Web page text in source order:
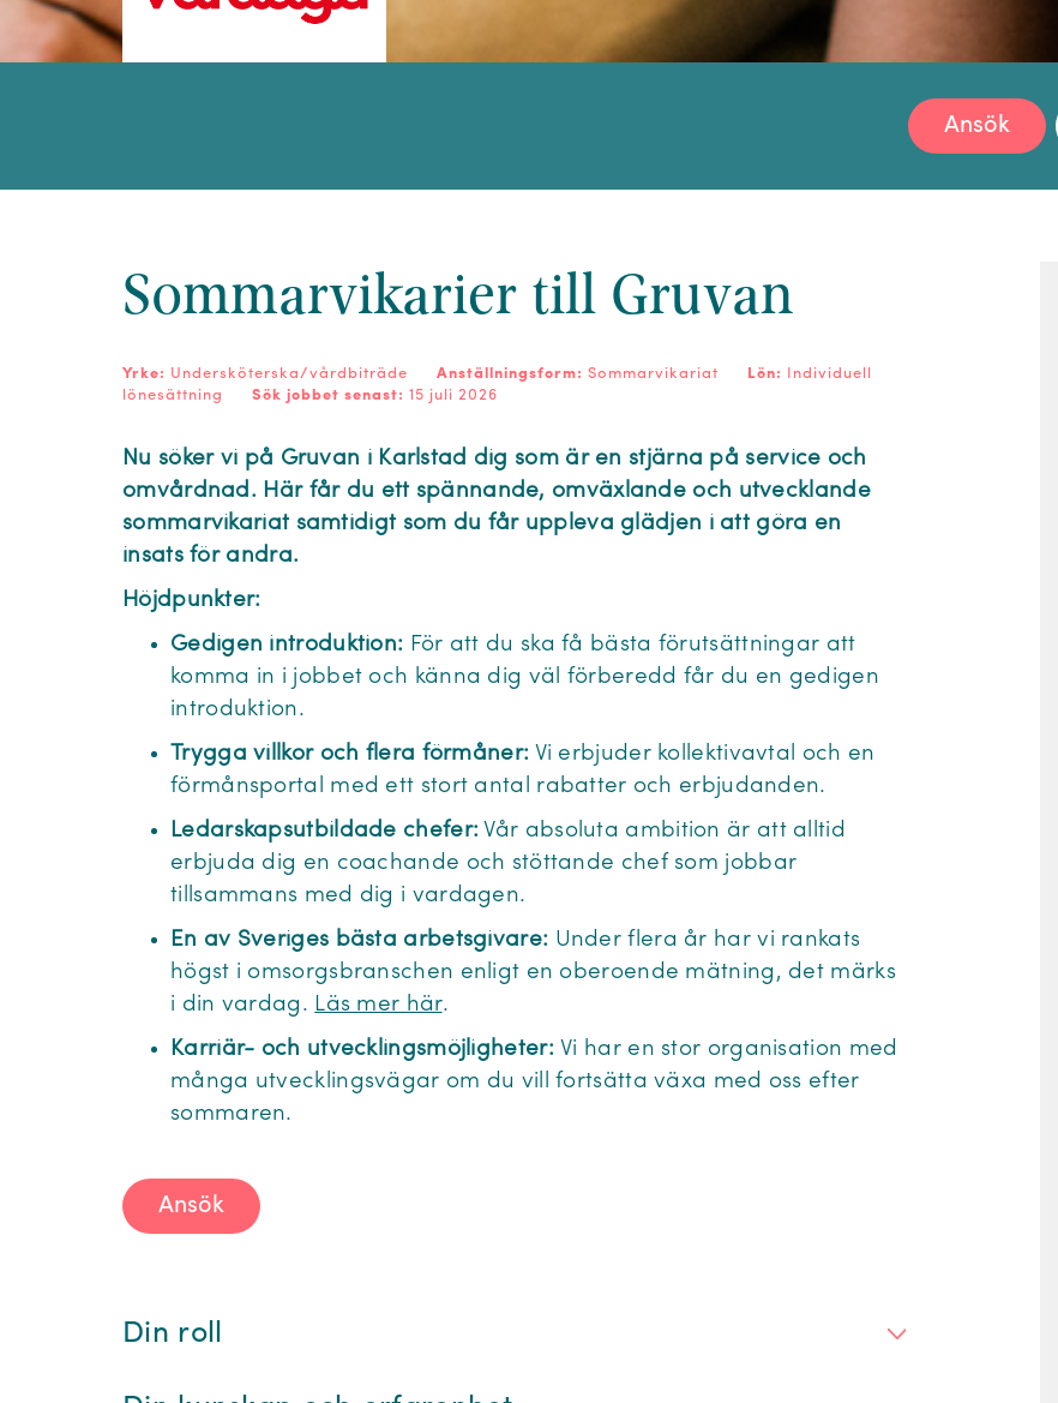
Ansök
Sommarvikarier till Gruvan
Yrke: Undersköterska/vårdbiträde Anställningsform: Sommarvikariat Lön:
Individuell
lönesättning
Sök jobbet senast: 15 juli 2026
Nu söker vi på Gruvan i Karlstad dig som är en stjärna på service och
omvårdnad. Här får du ett spännande, omväxlande och utvecklande
sommarvikariat samtidigt som du får uppleva glädjen i att göra en
insats för andra.
Höjdpunkter:
Gedigen introduktion: För att du ska få bästa förutsättningar att
komma in i jobbet och känna dig väl förberedd får du en gedigen
introduktion.
Trygga villkor och flera förmåner: Vi erbjuder kollektivavtal och en
förmånsportal med ett stort antal rabatter och erbjudanden.
Ledarskapsutbildade chefer: Vår absoluta ambition är att alltid
erbjuda dig en coachande och stöttande chef som jobbar
tillsammans med dig i vardagen.
En av Sveriges bästa arbetsgivare: Under flera år har vi rankats
högst i omsorgsbranschen enligt en oberoende mätning, det märks
i din vardag. Läs mer här.
Karriär- och utvecklingsmöjligheter: Vi har en stor organisation med
många utvecklingsvägar om du vill fortsätta växa med oss efter
sommaren.
Ansök
Din roll